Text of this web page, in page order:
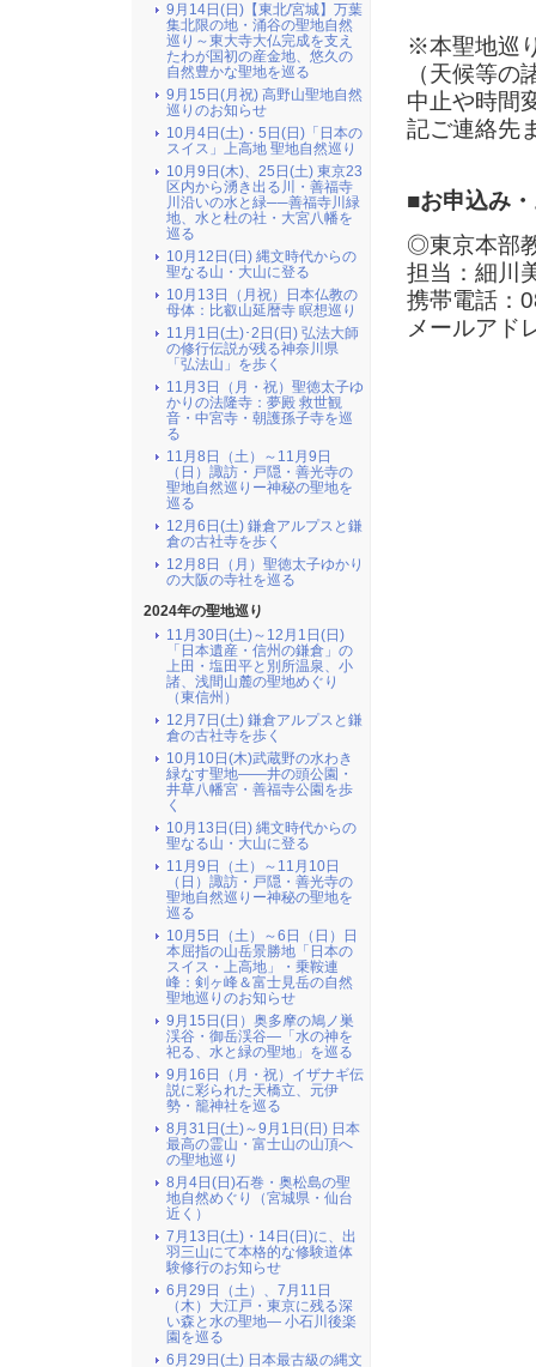
※本聖地巡
（天候等
中止や時間
記ご連絡先
■お申込み
◎東京本部
担当：細川
携帯電話：
メールアド
9月14日(日)【東北/宮城】万葉
集北限の地・涌谷の聖地自然
巡り～東大寺大仏完成を支え
たわが国初の産金地、悠久の
自然豊かな聖地を巡る
9月15日(月祝) 高野山聖地自然
巡りのお知らせ
10月4日(土)・5日(日)「日本の
スイス」上高地 聖地自然巡り
10月9日(木)、25日(土) 東京23
区内から湧き出る川・善福寺
川沿いの水と緑──善福寺川緑
地、水と杜の社・大宮八幡を
巡る
10月12日(日) 縄文時代からの
聖なる山・大山に登る
10月13日（月祝）日本仏教の
母体：比叡山延暦寺 瞑想巡り
11月1日(土)･2日(日) 弘法大師
の修行伝説が残る神奈川県
「弘法山」を歩く
11月3日（月・祝）聖徳太子ゆ
かりの法隆寺：夢殿 救世観
音・中宮寺・朝護孫子寺を巡
る
11月8日（土）～11月9日
（日）諏訪・戸隠・善光寺の
聖地自然巡りー神秘の聖地を
巡る
12月6日(土) 鎌倉アルプスと鎌
倉の古社寺を歩く
12月8日（月）聖徳太子ゆかり
の大阪の寺社を巡る
2024年の聖地巡り
11月30日(土)～12月1日(日)
「日本遺産・信州の鎌倉」の
上田・塩田平と別所温泉、小
諸、浅間山麓の聖地めぐり
（東信州）
12月7日(土) 鎌倉アルプスと鎌
倉の古社寺を歩く
10月10日(木)武蔵野の水わき
緑なす聖地――井の頭公園・
井草八幡宮・善福寺公園を歩
く
10月13日(日) 縄文時代からの
聖なる山・大山に登る
11月9日（土）～11月10日
（日）諏訪・戸隠・善光寺の
聖地自然巡りー神秘の聖地を
巡る
10月5日（土）～6日（日）日
本屈指の山岳景勝地「日本の
スイス・上高地」・乗鞍連
峰：剣ヶ峰＆富士見岳の自然
聖地巡りのお知らせ
9月15日(日）奥多摩の鳩ノ巣
渓谷・御岳渓谷―「水の神を
祀る、水と緑の聖地」を巡る
9月16日（月・祝）イザナギ伝
説に彩られた天橋立、元伊
勢・籠神社を巡る
8月31日(土)～9月1日(日) 日本
最高の霊山・富士山の山頂へ
の聖地巡り
8月4日(日)石巻・奥松島の聖
地自然めぐり（宮城県・仙台
近く）
7月13日(土)・14日(日)に、出
羽三山にて本格的な修験道体
験修行のお知らせ
6月29日（土）、7月11日
（木）大江戸・東京に残る深
い森と水の聖地― 小石川後楽
園を巡る
6月29日(土) 日本最古級の縄文